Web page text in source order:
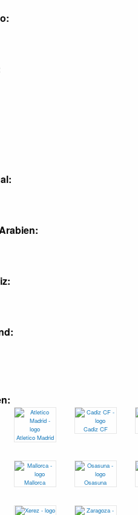
Atletico Madrid
Cadiz CF
Mallorca Osasuna